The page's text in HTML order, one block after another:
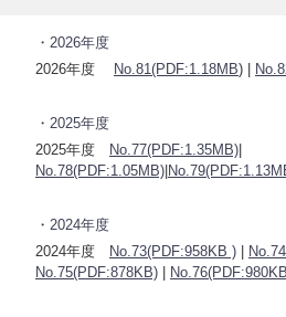
・2026年度
2026年度
No.81(PDF:1.18MB) |
・2025年度
2025年度
No.77(PDF:1.35MB)
No.78(PDF:1.05MB)
・2024年度
2024年度
No.73(PDF:958KB )
No.75(PDF:878KB)